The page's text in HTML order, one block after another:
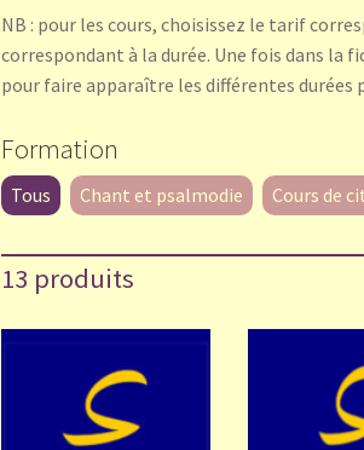
NB : pour les cours, choisissez le tarif
correspondant à la durée. Une fois dans la
pour faire apparaître les différentes
Formation
Tous Chant et psalmodie Cours de
13 produits